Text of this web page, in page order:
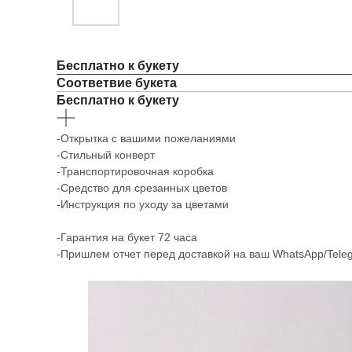
Бесплатно к букету
Соответвие букета
Бесплатно к букету
-Открытка с вашими пожеланиями
-Стильный конверт
-Транспортировочная коробка
-Средство для срезанных цветов
-Инструкция по уходу за цветами
-Гарантия на букет 72 часа
-Пришлем отчет перед доставкой на ваш WhatsApp/